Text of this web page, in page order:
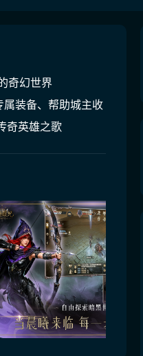
奇幻世界
装备、帮助城主收
奇英雄之歌